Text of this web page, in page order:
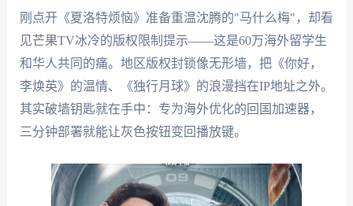
刚点开《夏洛特烦恼》准备重温沈腾的"马什么梅"，却看
见芒果TV冰冷的版权限制提示——这是60万海外留学生
和华人共同的痛。地区版权封锁像无形墙，把《你好，
李焕英》的温情、《独行月球》的浪漫挡在IP地址之外。
其实破墙钥匙就在手中：专为海外优化的回国加速器，
三分钟部署就能让灰色按钮变回播放键。